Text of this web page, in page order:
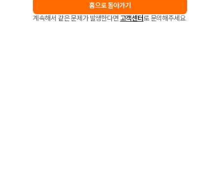
홈으로 돌아가기
계속해서 같은 문제가 발생한다면 고객센터로 문의해주세요.